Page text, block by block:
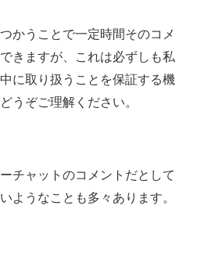
かうことで一定時間そのコメ
きますが、これは必ずしも私
に取り扱うことを保証する機
うぞご理解ください。
チャットのコメントだとして
ようなことも多々あります。